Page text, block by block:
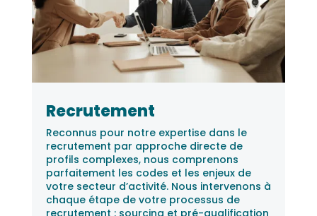
Recrutement
Reconnus pour notre expertise dans le
recrutement par approche directe de
profils complexes, nous comprenons
parfaitement les codes et les enjeux de
votre secteur d’activité. Nous intervenons à
chaque étape de votre processus de
recrutement : sourcing et pré-qualification